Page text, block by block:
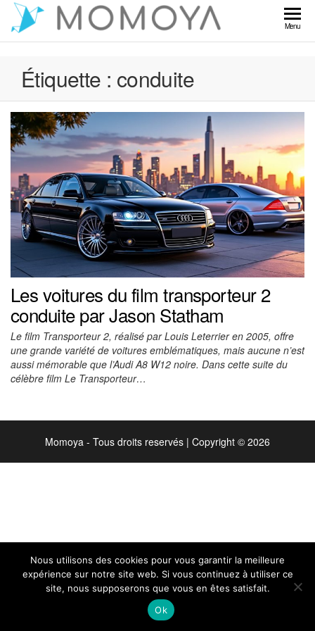
Skip
the
Momoya
Menu
Étiquette : conduite
Les voitures du film transporteur 2
conduite par Jason Statham
Le film Transporteur 2, réalisé par Louis Leterrier en 2005, offre
une grande variété de voitures emblématiques, mais aucune n’est
aussi mémorable que l’Audi A8 W12 noire. Dans cette suite du
célèbre film Le Transporteur…
Momoya - Tous droits reservés | Copyright © 2026
Nous utilisons des cookies pour vous garantir la meilleure
expérience sur notre site web. Si vous continuez à utiliser ce
site, nous supposerons que vous en êtes satisfait.
Ok